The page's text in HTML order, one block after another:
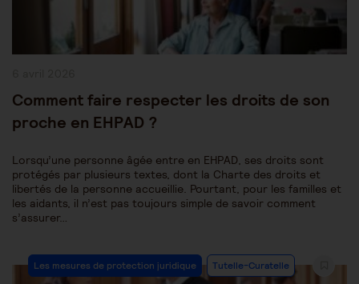
Comment faire respecter les droits de son
proche en EHPAD ?
Lorsqu’une personne âgée entre en EHPAD, ses droits sont
protégés par plusieurs textes, dont la Charte des droits et
libertés de la personne accueillie. Pourtant, pour les familles et
les aidants, il n’est pas toujours simple de savoir comment
s’assurer…
Post
Category:
Les mesures de protection juridique Tutelle-Curatelle